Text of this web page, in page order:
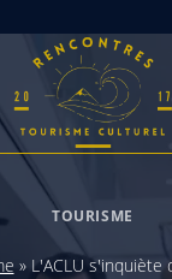
TOURISME
» L'ACLU s'inquiète